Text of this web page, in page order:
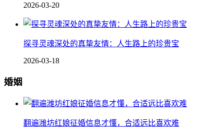
2026-03-20
探寻灵魂深处的真挚友情：人生路上的珍贵宝
2026-03-18
婚姻
翻遍潍坊红娘征婚信息才懂，合适远比喜欢难